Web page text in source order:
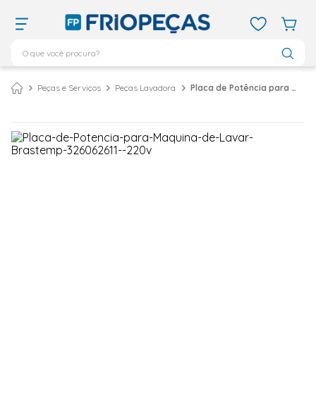
Peças e Serviços Peças Lavadora Placa de Potência para Lavadora Brastemp CWL10B – 220 Volts
1º ar condicionado 12000
3º ar condicionado
ar condicionado 18000